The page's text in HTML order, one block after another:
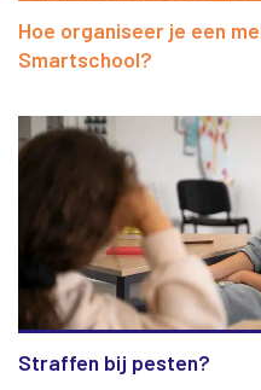
Hoe organiseer je een
Smartschool?
Straffen bij pesten?